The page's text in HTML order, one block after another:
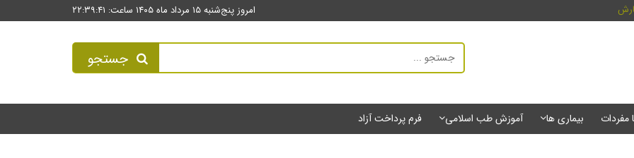
امروز پنج‌شنبه ۱۵ مرداد ماه ۱۴۰۵ ساعت: ۲۲:۳۹:۴۱
جستجو
مفردات بیماری ها آموزش طب اسلامی فرم پرداخت آزاد